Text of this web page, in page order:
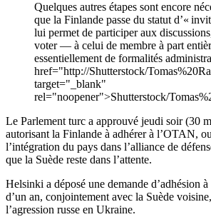
Quelques autres étapes sont encore
que la Finlande passe du statut d’«
lui permet de participer aux
voter — à celui de membre à part
essentiellement de formalités
href="http://Shutterstock/
target="_blank"
rel="noopener">Shutterstock/
Le Parlement turc a approuvé jeudi soir (30
autorisant la Finlande à adhérer à l’OTAN,
l’intégration du pays dans l’alliance de
que la Suède reste dans l’attente.
Helsinki a déposé une demande d’adhésion
d’un an, conjointement avec la Suède
l’agression russe en Ukraine.